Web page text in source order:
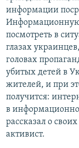
информации
посмотреть в
глазах
головах
убитых детей в
жителей, и при
получится:
в
рассказал о
активист.